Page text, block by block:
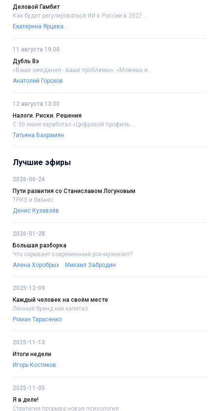
Деловой Гамбит
Как будет регулироваться ИИ в России в 2027....
Екатерина Ярцева
11 августа 19:00
Дубль Вэ
«Ваши ожидания - ваши проблемы», «Можешь и....
Анатолий Горсков
12 августа 13:00
Налоги. Риски. Решения
С 30 июня заработал «Цифровой профиль....
Татьяна Вахрамян
Лучшие эфиры
2026-06-24
Пути развития со Станиславом Логуновым
ТРИЗ и бизнес
Денис Кузавлёв
2026-01-28
Большая разборка
Что скрывает современный рок-музыкант?
Алена Хоробрых
Михаил Забродин
2025-12-09
Каждый человек на своём месте
Личный бренд как капитал
Роман Тарасенко
2025-11-13
Итоги недели
Игорь Костиков
2025-11-05
Я в деле!
Стратегия прорыва:новая психология